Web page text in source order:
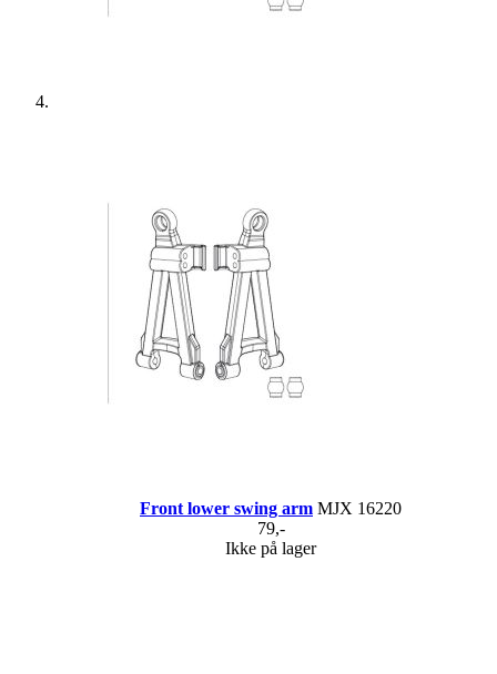
Front lower swing arm MJX 16220
79,-
Ikke på lager